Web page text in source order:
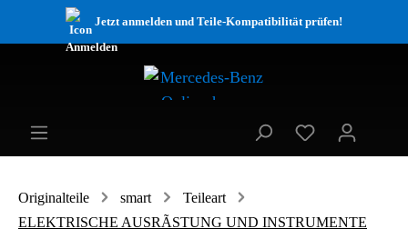
Jetzt anmelden und Teile-Kompatibilität prüfen!
Originalteile smart
Teileart
ELEKTRISCHE AUSRÃSTUNG UND INSTRUMENTE